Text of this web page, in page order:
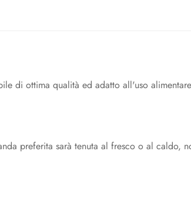
di ottima qualità ed adatto all'uso
preferita sarà tenuta al fresco o al caldo,